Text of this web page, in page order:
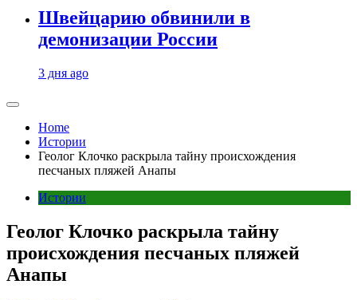
Швейцарию обвинили в
демонизации России
3 дня ago
Home
Истории
Геолог Клочко раскрыла тайну происхождения
песчаных пляжей Анапы
Истории
Геолог Клочко раскрыла тайну
происхождения песчаных пляжей
Анапы